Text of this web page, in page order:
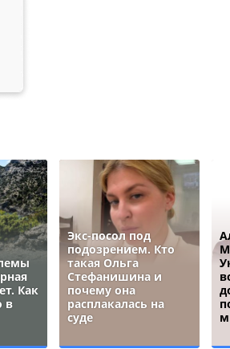
Как
в
Экс-посол под
подозрением. Кто
такая Ольга
Стефанишина и
почему она
расплакалась на
суде